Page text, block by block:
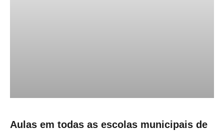
Aulas em todas as escolas municipais de